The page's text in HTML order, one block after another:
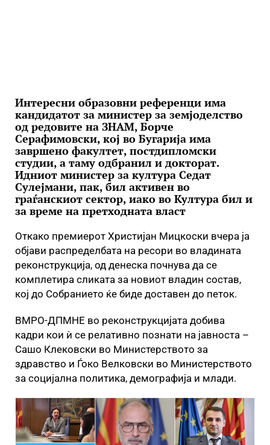
Интересни образовни референци има
кандидатот за министер за земјоделство
од редовите на ЗНАМ, Борче
Серафимовски, кој во Бугарија има
завршено факултет, постдипломски
студии, а таму одбранил и докторат.
Идниот министер за култура Седат
Сулејмани, пак, бил активен во
граѓанскиот сектор, иако во Култура бил и
за време на претходната власт
Откако премиерот Христијан Мицкоски вчера ја
објави распределбата на ресори во владината
реконструкција, од денеска почнува да се
комплетира сликата за новиот владин состав,
кој до Собранието ќе биде доставен до петок.
ВМРО-ДПМНЕ во реконструкцијата добива
кадри кои ѝ се релативно познати на јавноста –
Сашо Клековски во Министерството за
здравство и Ѓоко Велковски во Министерството
за социјална политика, демографија и млади.